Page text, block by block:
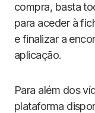
compra, basta
para aceder à
e finalizar a
aplicação.
Para além dos
plataforma